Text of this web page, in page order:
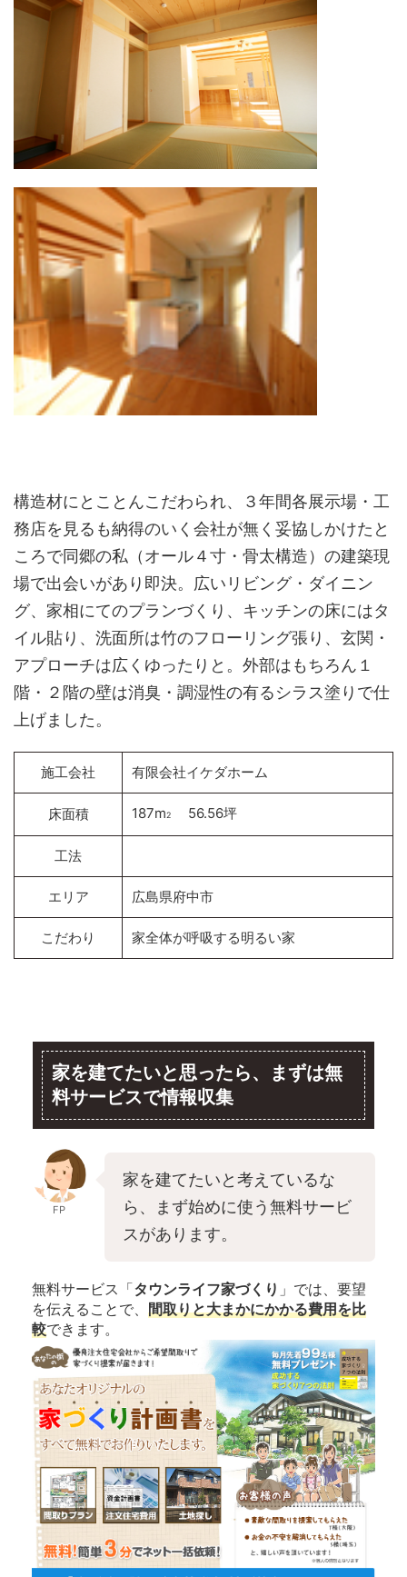
構造材にとことんこだわられ、３年間各展示場・工
務店を見るも納得のいく会社が無く妥協しかけたと
ころで同郷の私（オール４寸・骨太構造）の建築現
場で出会いがあり即決。広いリビング・ダイニン
グ、家相にてのプランづくり、キッチンの床にはタ
イル貼り、洗面所は竹のフローリング張り、玄関・
アプローチは広くゆったりと。外部はもちろん１
階・２階の壁は消臭・調湿性の有るシラス塗りで仕
上げました。
施工会社 有限会社イケダホーム
床面積 187m2 56.56坪
工法
エリア 広島県府中市
こだわり 家全体が呼吸する明るい家
家を建てたいと思ったら、まずは無
料サービスで情報収集
FP
家を建てたいと考えているな
ら、まず始めに使う無料サービ
スがあります。
無料サービス「タウンライフ家づくり 」では、要望
を伝えることで、 間取りと大まかにかかる費用を比
較できます。